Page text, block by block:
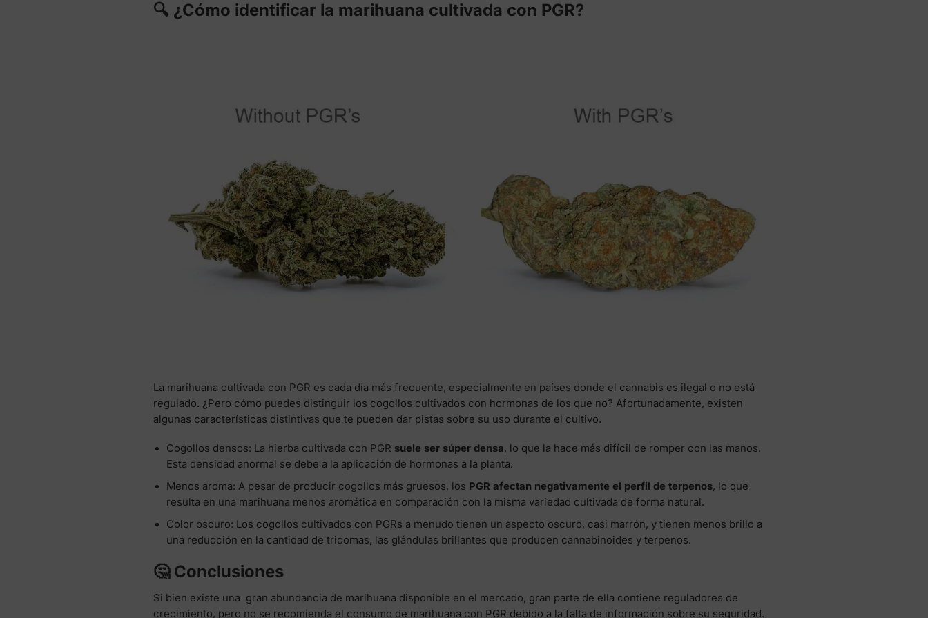
🔍 ¿Cómo identificar la marihuana cultivada con PGR?
La marihuana cultivada con PGR es cada día más frecuente, especialmente en países donde el cannabis es ilegal o no está
regulado. ¿Pero cómo puedes distinguir los cogollos cultivados con hormonas de los que no? Afortunadamente, existen
algunas características distintivas que te pueden dar pistas sobre su uso durante el cultivo.
Cogollos densos: La hierba cultivada con PGR suele ser súper densa, lo que la hace más difícil de romper con las manos.
Esta densidad anormal se debe a la aplicación de hormonas a la planta.
Menos aroma: A pesar de producir cogollos más gruesos, los PGR afectan negativamente el perfil de terpenos, lo que
resulta en una marihuana menos aromática en comparación con la misma variedad cultivada de forma natural.
Color oscuro: Los cogollos cultivados con PGRs a menudo tienen un aspecto oscuro, casi marrón, y tienen menos brillo a
una reducción en la cantidad de tricomas, las glándulas brillantes que producen cannabinoides y terpenos.
🤔 Conclusiones
Si bien existe una gran abundancia de marihuana disponible en el mercado, gran parte de ella contiene reguladores de
crecimiento, pero no se recomienda el consumo de marihuana con PGR debido a la falta de información sobre su seguridad.